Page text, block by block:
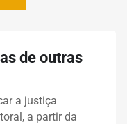
de outras
a justiça
a partir da